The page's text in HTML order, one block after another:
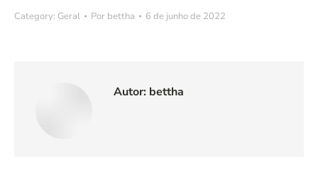
Category: Geral Por bettha 6 de junho de 2022
Autor: bettha